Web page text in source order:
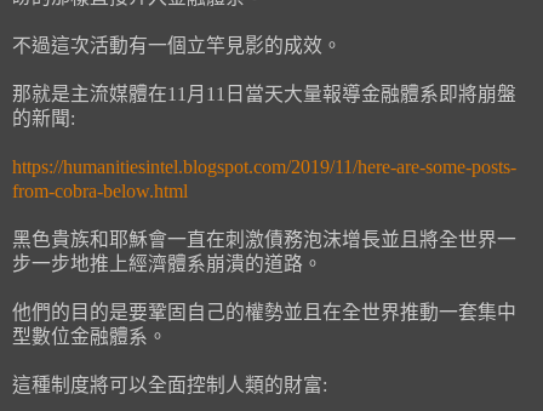
不過這次活動有一個立竿見影的成效。
那就是主流媒體在11月11日當天大量報導金融體系即將崩盤
的新聞:
https://humanitiesintel.blogspot.com/2019/11/here-are-some-posts-
from-cobra-below.html
黑色貴族和耶穌會一直在刺激債務泡沫增長並且將全世界一
步一步地推上經濟體系崩潰的道路。
他們的目的是要鞏固自己的權勢並且在全世界推動一套集中
型數位金融體系。
這種制度將可以全面控制人類的財富: